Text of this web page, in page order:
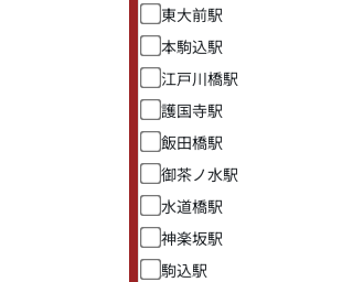
東大前駅
本駒込駅
江戸川橋駅
護国寺駅
飯田橋駅
御茶ノ水駅
水道橋駅
神楽坂駅
駒込駅